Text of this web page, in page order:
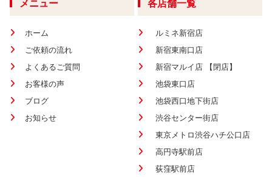
メニュー
ホーム
ご依頼の流れ
よくあるご質問
お客様の声
ブログ
お知らせ
各店舗一覧
ルミネ新宿店
新宿東南口店
新宿マルイ店 【閉店】
池袋東口店
池袋西口地下街店
渋谷センター街店
東京メトロ渋谷ハチ公口店
高円寺駅前店
荻窪駅前店